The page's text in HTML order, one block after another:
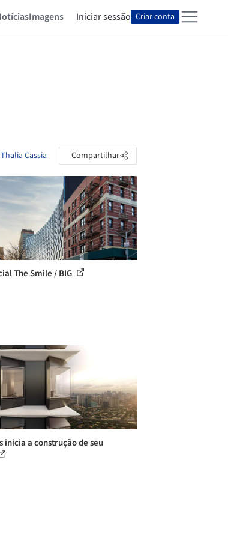
Imagens Iniciar sessão Criar conta
Cassia Compartilhar
The Smile / BIG
inicia a construção de seu